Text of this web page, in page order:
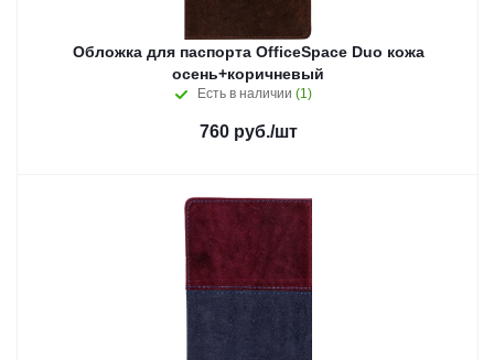
Обложка для паспорта OfficeSpace Duo кожа
осень+коричневый
Есть в наличии (1)
760руб./шт